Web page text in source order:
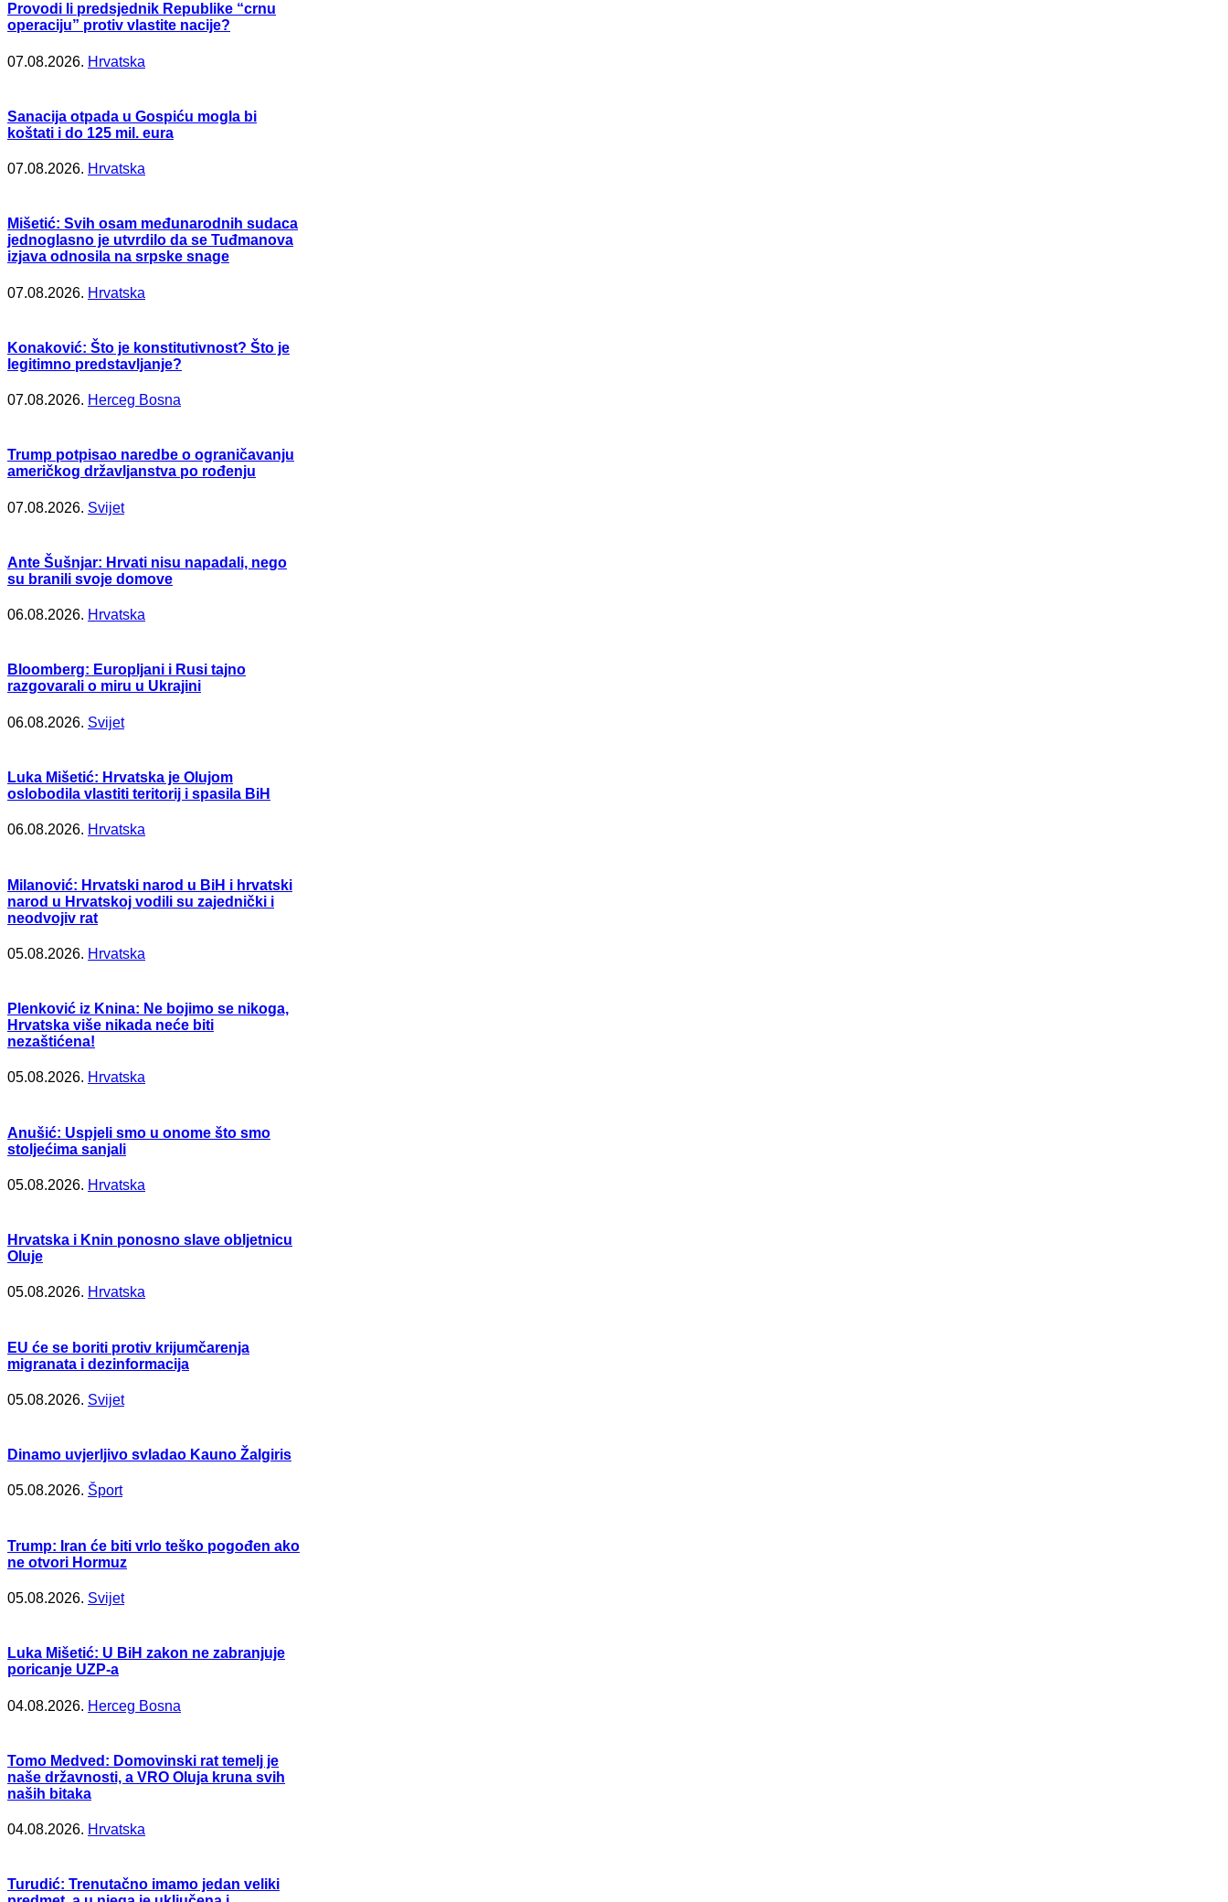
Provodi li predsjednik Republike “crnu
operaciju” protiv vlastite nacije?
07.08.2026. Hrvatska
Sanacija otpada u Gospiću mogla bi
koštati i do 125 mil. eura
07.08.2026. Hrvatska
Mišetić: Svih osam međunarodnih sudaca
jednoglasno je utvrdilo da se Tuđmanova
izjava odnosila na srpske snage
07.08.2026. Hrvatska
Konaković: Što je konstitutivnost? Što je
legitimno predstavljanje?
07.08.2026. Herceg Bosna
Trump potpisao naredbe o ograničavanju
američkog državljanstva po rođenju
07.08.2026. Svijet
Ante Šušnjar: Hrvati nisu napadali, nego
su branili svoje domove
06.08.2026. Hrvatska
Bloomberg: Europljani i Rusi tajno
razgovarali o miru u Ukrajini
06.08.2026. Svijet
Luka Mišetić: Hrvatska je Olujom
oslobodila vlastiti teritorij i spasila BiH
06.08.2026. Hrvatska
Milanović: Hrvatski narod u BiH i hrvatski
narod u Hrvatskoj vodili su zajednički i
neodvojiv rat
05.08.2026. Hrvatska
Plenković iz Knina: Ne bojimo se nikoga,
Hrvatska više nikada neće biti
nezaštićena!
05.08.2026. Hrvatska
Anušić: Uspjeli smo u onome što smo
stoljećima sanjali
05.08.2026. Hrvatska
Hrvatska i Knin ponosno slave obljetnicu
Oluje
05.08.2026. Hrvatska
EU će se boriti protiv krijumčarenja
migranata i dezinformacija
05.08.2026. Svijet
Dinamo uvjerljivo svladao Kauno Žalgiris
05.08.2026. Šport
Trump: Iran će biti vrlo teško pogođen ako
ne otvori Hormuz
05.08.2026. Svijet
Luka Mišetić: U BiH zakon ne zabranjuje
poricanje UZP-a
04.08.2026. Herceg Bosna
Tomo Medved: Domovinski rat temelj je
naše državnosti, a VRO Oluja kruna svih
naših bitaka
04.08.2026. Hrvatska
Turudić: Trenutačno imamo jedan veliki